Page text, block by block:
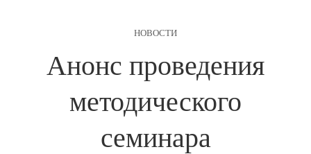
НОВОСТИ
Анонс проведения
методического
семинара